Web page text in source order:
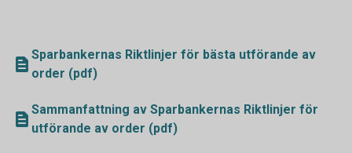
Sparbankernas Riktlinjer för bästa utförande av
order (pdf)
Sammanfattning av Sparbankernas Riktlinjer för
utförande av order (pdf)